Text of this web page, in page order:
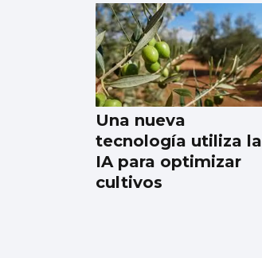
Una nueva
tecnología utiliza la
IA para optimizar
cultivos